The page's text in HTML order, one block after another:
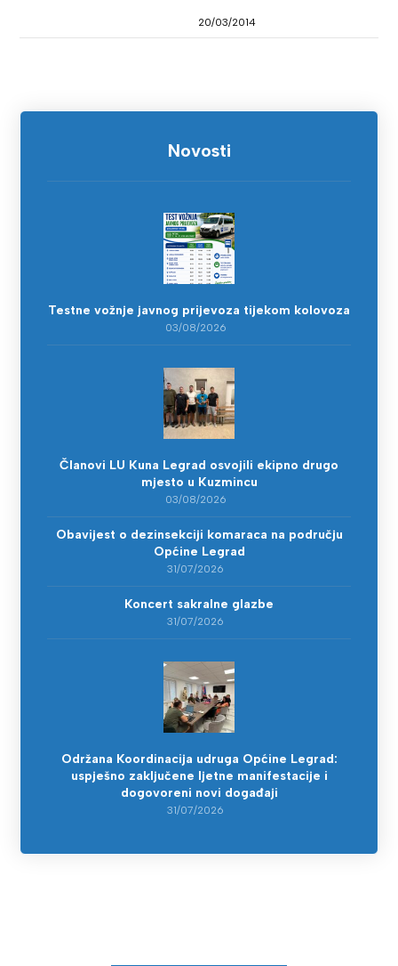
20/03/2014
Novosti
Testne vožnje javnog prijevoza tijekom kolovoza
03/08/2026
Članovi LU Kuna Legrad osvojili ekipno drugo
mjesto u Kuzmincu
03/08/2026
Obavijest o dezinsekciji komaraca na području
Općine Legrad
31/07/2026
Koncert sakralne glazbe
31/07/2026
Održana Koordinacija udruga Općine Legrad:
uspješno zaključene ljetne manifestacije i
dogovoreni novi događaji
31/07/2026